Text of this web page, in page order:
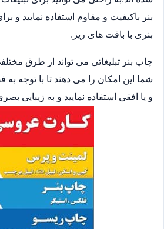
بنر باکیفیت و مقاوم استفاده نمایید و
بنری با بافت های ریز.
چاپ بنر تبلیغاتی می تواند از طرق
شما این امکان را می دهند تا با توجه
و یا افقی استفاده نمایید و به زیبایی